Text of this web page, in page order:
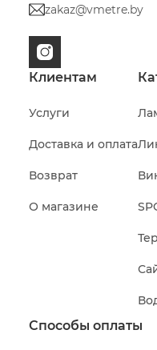
zakaz@vmetre.by
Клиентам
Услуги
Доставка и оплата
Возврат
О магазине
Способы оплаты